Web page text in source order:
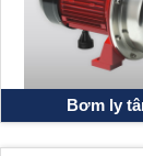
Bơm ly